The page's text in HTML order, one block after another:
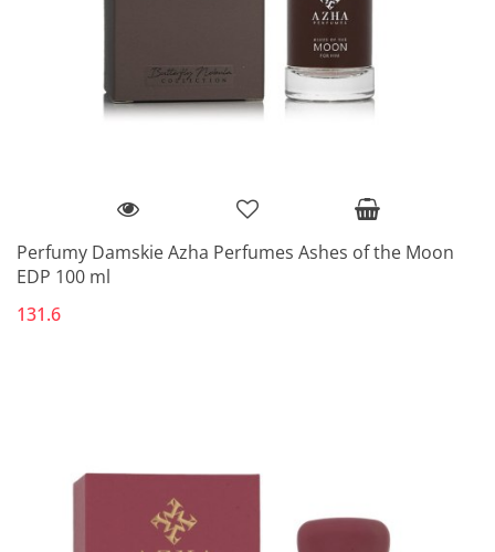
Perfumy Damskie Azha Perfumes Ashes of the Moon
EDP 100 ml
131.6